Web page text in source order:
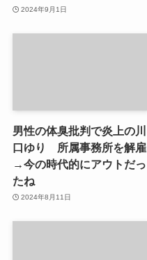
2024年9月1日
男性の体臭批判で炎上の川
口ゆり 所属事務所を解雇
→今の時代的にアウトだっ
たね
2024年8月11日